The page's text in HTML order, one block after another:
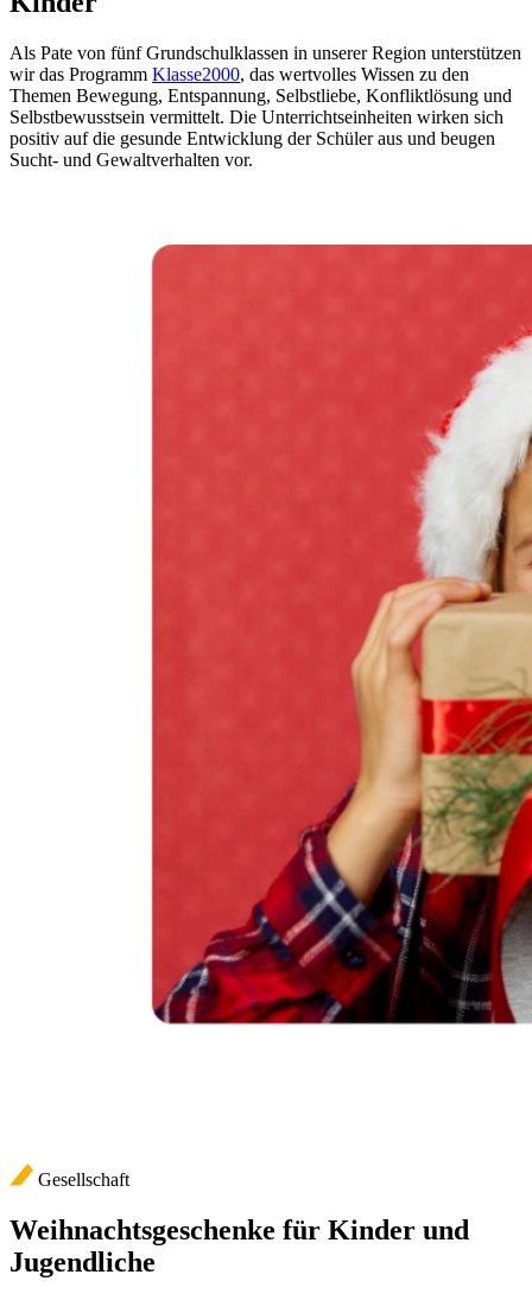
Als Pate von fünf Grundschulklassen in unserer Region unterstützen
wir das Programm Klasse2000, das wertvolles Wissen zu den
Themen Bewegung, Entspannung, Selbstliebe, Konfliktlösung und
Selbstbewusstsein vermittelt. Die Unterrichtseinheiten wirken sich
positiv auf die gesunde Entwicklung der Schüler aus und beugen
Sucht- und Gewaltverhalten vor.
Gesellschaft
Weihnachtsgeschenke für Kinder und
Jugendliche